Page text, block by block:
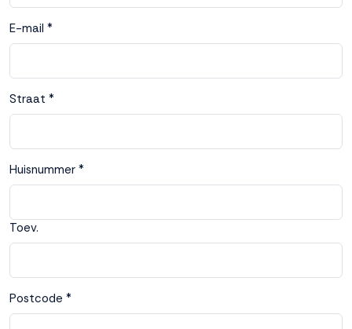
alle
cookieinstellingen en
lees hier onze privacy
accepteren geef je
toestemming voor
onze marketing
functionele en
analytische cookies.
Accepteren
E-mail *
Straat *
Huisnummer *
Toev.
Postcode *